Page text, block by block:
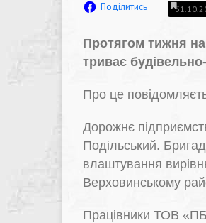
Поділитись
Протягом тижня на
триває
Про це
Дорожнє
Подільський.
влаштування
Верховинському
Працівники ТОВ